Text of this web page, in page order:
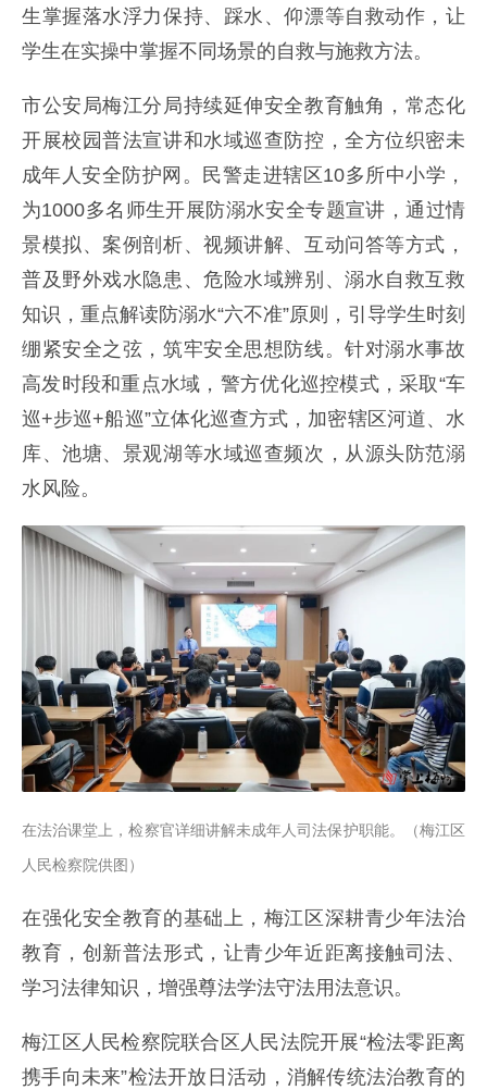
生掌握落水浮力保持、踩水、仰漂等自救动作，让
学生在实操中掌握不同场景的自救与施救方法。
市公安局梅江分局持续延伸安全教育触角，常态化
开展校园普法宣讲和水域巡查防控，全方位织密未
成年人安全防护网。民警走进辖区10多所中小学，
为1000多名师生开展防溺水安全专题宣讲，通过情
景模拟、案例剖析、视频讲解、互动问答等方式，
普及野外戏水隐患、危险水域辨别、溺水自救互救
知识，重点解读防溺水“六不准”原则，引导学生时刻
绷紧安全之弦，筑牢安全思想防线。针对溺水事故
高发时段和重点水域，警方优化巡控模式，采取“车
巡+步巡+船巡”立体化巡查方式，加密辖区河道、水
库、池塘、景观湖等水域巡查频次，从源头防范溺
水风险。
在法治课堂上，检察官详细讲解未成年人司法保护职能。（梅江区
人民检察院供图）
在强化安全教育的基础上，梅江区深耕青少年法治
教育，创新普法形式，让青少年近距离接触司法、
学习法律知识，增强尊法学法守法用法意识。
梅江区人民检察院联合区人民法院开展“检法零距离
携手向未来”检法开放日活动，消解传统法治教育的